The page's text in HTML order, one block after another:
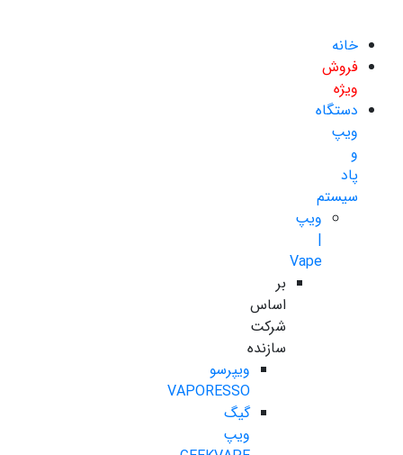
خانه
فروش
ویژه
دستگاه
ویپ
و
پاد
سیستم
ویپ
|
Vape
بر
اساس
شرکت
سازنده
ویپرسو
VAPORESSO
گیگ
ویپ